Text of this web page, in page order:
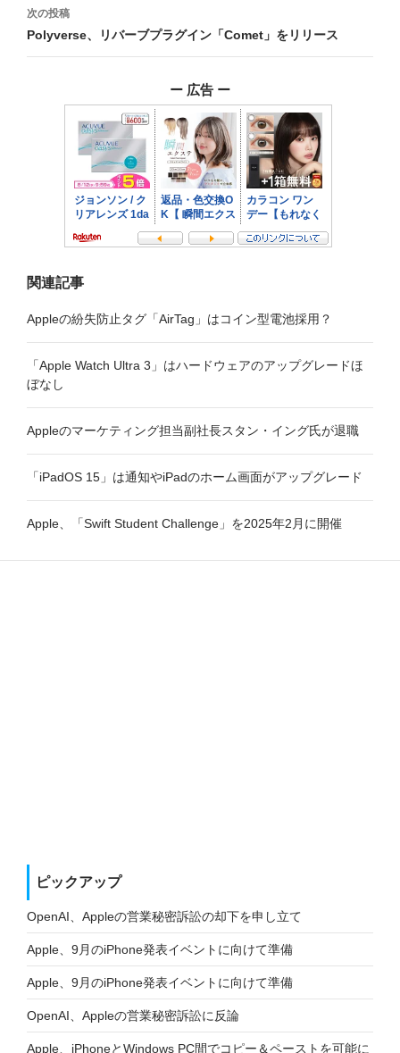
ビ
ゲ
次の投稿
Polyverse、リバーブプラグイン「Comet」をリリース
ー 広告 ー
関連記事
Appleの紛失防止タグ「AirTag」はコイン型電池採用？
「Apple Watch Ultra 3」はハードウェアのアップグレードほ
ぼなし
Appleのマーケティング担当副社長スタン・イング氏が退職
「iPadOS 15」は通知やiPadのホーム画面がアップグレード
Apple、「Swift Student Challenge」を2025年2月に開催
ピックアップ
OpenAI、Appleの営業秘密訴訟の却下を申し立て
Apple、9月のiPhone発表イベントに向けて準備
Apple、9月のiPhone発表イベントに向けて準備
OpenAI、Appleの営業秘密訴訟に反論
Apple、iPhoneとWindows PC間でコピー＆ペーストを可能に